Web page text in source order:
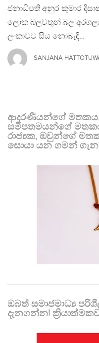
ජනාධිපති අනුර කුමාර
ලෝක බලවතුන් බල
ලංකාවට සිය නොබැඳි…
SANJANA
ආදරණීයන්ගේ
සමීපතමයන්ගේ
රාජ්‍යක, ඔවුන්ගේ
සොයා යන ගමන්
ඔබත් සමාජමාධ්‍ය
දැනගන්න!